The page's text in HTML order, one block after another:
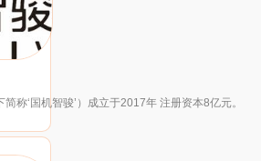
称‘国机智骏’）成立于2017年 注册资本8亿元。